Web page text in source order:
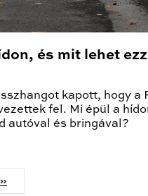
és mit lehet
kapott, hogy a
fel. Mi épül a
autóval és bringával?